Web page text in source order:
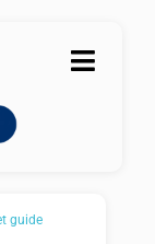
Toggle
guide